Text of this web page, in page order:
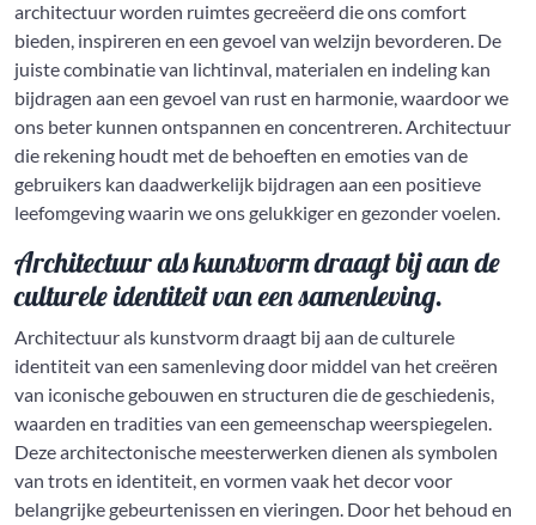
architectuur worden ruimtes gecreëerd die ons comfort
bieden, inspireren en een gevoel van welzijn bevorderen. De
juiste combinatie van lichtinval, materialen en indeling kan
bijdragen aan een gevoel van rust en harmonie, waardoor we
ons beter kunnen ontspannen en concentreren. Architectuur
die rekening houdt met de behoeften en emoties van de
gebruikers kan daadwerkelijk bijdragen aan een positieve
leefomgeving waarin we ons gelukkiger en gezonder voelen.
Architectuur als kunstvorm draagt bij aan de
culturele identiteit van een samenleving.
Architectuur als kunstvorm draagt bij aan de culturele
identiteit van een samenleving door middel van het creëren
van iconische gebouwen en structuren die de geschiedenis,
waarden en tradities van een gemeenschap weerspiegelen.
Deze architectonische meesterwerken dienen als symbolen
van trots en identiteit, en vormen vaak het decor voor
belangrijke gebeurtenissen en vieringen. Door het behoud en